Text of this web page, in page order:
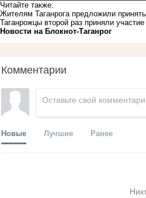
Читайте также:
Жителям Таганрога предложили
Таганрожцы второй раз приняли
Новости на Блoкнoт-Таганрог
Комментарии
Новые Лучшие Ранее